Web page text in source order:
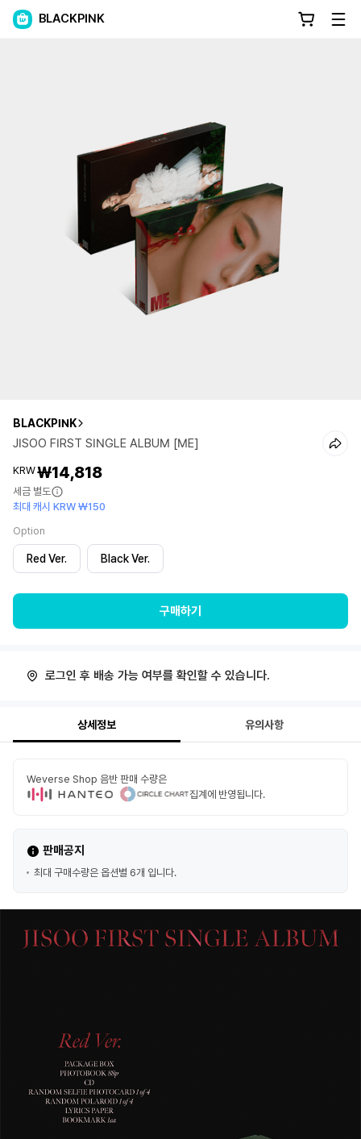
BLACKPINK
BLACKPINK
JISOO FIRST SINGLE ALBUM [ME]
KRW₩14,818
세금 별도
최대 캐시 KRW ₩150
Option
Red Ver. Black Ver.
구매하기
로그인 후 배송 가능 여부를 확인할 수 있습니다.
상세정보 유의사항
Weverse Shop 음반 판매 수량은
집계에 반영됩니다.
판매공지
최대 구매수량은 옵션별 6개 입니다.